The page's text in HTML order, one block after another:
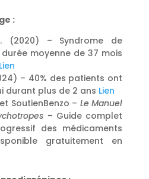
:
(2020) – Syndrome de
moyenne de 37 mois
Lien
– 40% des patients ont
durant plus de 2 ans Lien
SoutienBenzo – Le Manuel
– Guide complet
des médicaments
gratuitement en